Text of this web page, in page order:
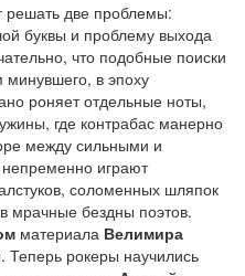
решать две проблемы:
буквы и проблему выхода
что подобные поиски
минувшего, в эпоху
роняет отдельные ноты,
где контрабас манерно
между сильными и
играют
соломенных шляпок
мрачные бездны поэтов.
материала Велимира
Теперь рокеры научились